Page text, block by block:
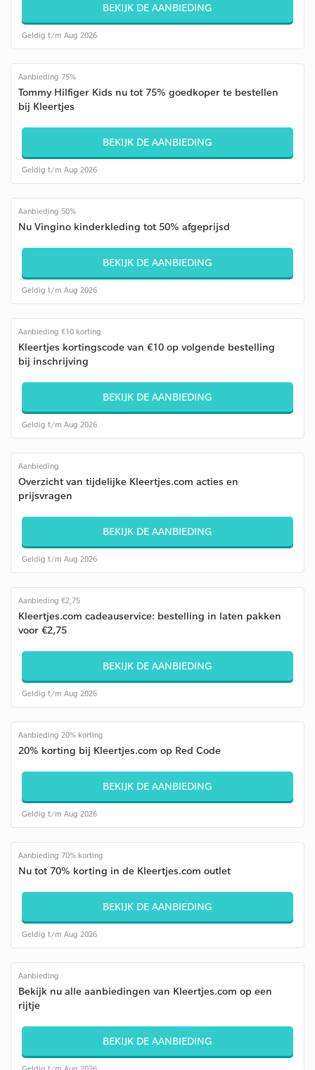
BEKIJK DE AANBIEDING
Geldig t/m Aug 2026
Aanbieding 75%
Tommy Hilfiger Kids nu tot 75% goedkoper te bestellen
bij Kleertjes
BEKIJK DE AANBIEDING
Geldig t/m Aug 2026
Aanbieding 50%
Nu Vingino kinderkleding tot 50% afgeprijsd
BEKIJK DE AANBIEDING
Geldig t/m Aug 2026
Aanbieding €10 korting
Kleertjes kortingscode van €10 op volgende bestelling
bij inschrijving
BEKIJK DE AANBIEDING
Geldig t/m Aug 2026
Aanbieding
Overzicht van tijdelijke Kleertjes.com acties en
prijsvragen
BEKIJK DE AANBIEDING
Geldig t/m Aug 2026
Aanbieding €2,75
Kleertjes.com cadeauservice: bestelling in laten pakken
voor €2,75
BEKIJK DE AANBIEDING
Geldig t/m Aug 2026
Aanbieding 20% korting
20% korting bij Kleertjes.com op Red Code
BEKIJK DE AANBIEDING
Geldig t/m Aug 2026
Aanbieding 70% korting
Nu tot 70% korting in de Kleertjes.com outlet
BEKIJK DE AANBIEDING
Geldig t/m Aug 2026
Aanbieding
Bekijk nu alle aanbiedingen van Kleertjes.com op een
rijtje
BEKIJK DE AANBIEDING